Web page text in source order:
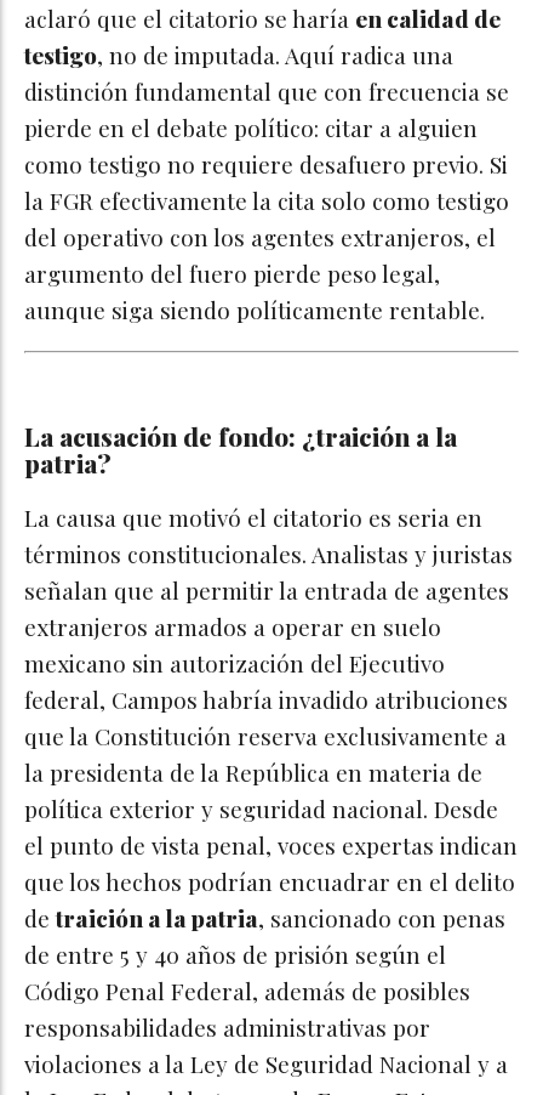
aclaró que el citatorio se haría en calidad de
testigo, no de imputada. Aquí radica una
distinción fundamental que con frecuencia se
pierde en el debate político: citar a alguien
como testigo no requiere desafuero previo. Si
la FGR efectivamente la cita solo como testigo
del operativo con los agentes extranjeros, el
argumento del fuero pierde peso legal,
aunque siga siendo políticamente rentable.
La acusación de fondo: ¿traición a la
patria?
La causa que motivó el citatorio es seria en
términos constitucionales. Analistas y juristas
señalan que al permitir la entrada de agentes
extranjeros armados a operar en suelo
mexicano sin autorización del Ejecutivo
federal, Campos habría invadido atribuciones
que la Constitución reserva exclusivamente a
la presidenta de la República en materia de
política exterior y seguridad nacional. Desde
el punto de vista penal, voces expertas indican
que los hechos podrían encuadrar en el delito
de traición a la patria, sancionado con penas
de entre 5 y 40 años de prisión según el
Código Penal Federal, además de posibles
responsabilidades administrativas por
violaciones a la Ley de Seguridad Nacional y a